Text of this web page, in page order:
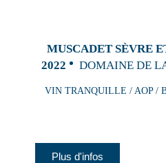
MUSCADET SÈVRE
2022
DOMAINE DE
VIN TRANQUILLE / AOP /
Plus d'infos